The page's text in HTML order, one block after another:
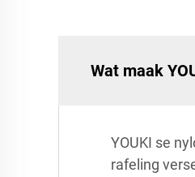
Wat maak
YOUKI se
rafeling